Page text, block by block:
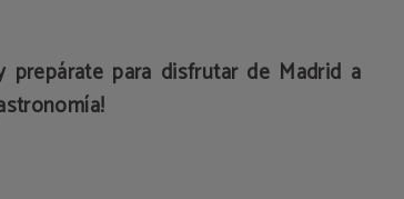
prepárate para disfrutar de Madrid a